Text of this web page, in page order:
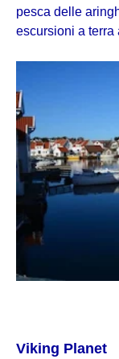
pesca delle
escursioni a terra
Viking Planet